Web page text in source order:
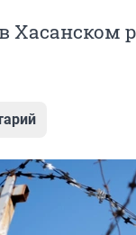
Хасанском